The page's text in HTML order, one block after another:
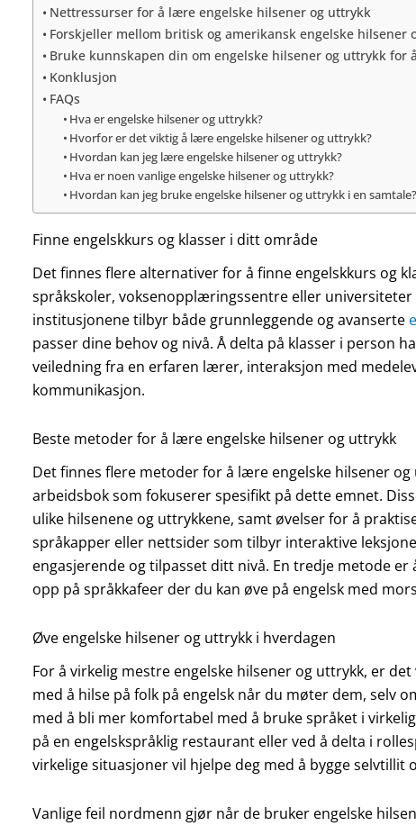
Nettressurser for å lære engelske hilsener og uttrykk
Forskjeller mellom britisk og amerikansk engelske hilsener
Bruke kunnskapen din om engelske hilsener og uttrykk for
Konklusjon
FAQs
Hva er engelske hilsener og uttrykk?
Hvorfor er det viktig å lære engelske hilsener og uttrykk?
Hvordan kan jeg lære engelske hilsener og uttrykk?
Hva er noen vanlige engelske hilsener og uttrykk?
Hvordan kan jeg bruke engelske hilsener og uttrykk i en samtale?
Finne engelskkurs og klasser i ditt område
Det finnes flere alternativer for å finne engelskkurs og
språkskoler, voksenopplæringssentre eller
institusjonene tilbyr både grunnleggende og avanserte
passer dine behov og nivå. Å delta på klasser i person
veiledning fra en erfaren lærer, interaksjon med
kommunikasjon.
Beste metoder for å lære engelske hilsener og uttrykk
Det finnes flere metoder for å lære engelske hilsener
arbeidsbok som fokuserer spesifikt på dette emnet.
ulike hilsenene og uttrykkene, samt øvelser for å
språkapper eller nettsider som tilbyr interaktive
engasjerende og tilpasset ditt nivå. En tredje metode
opp på språkkafeer der du kan øve på engelsk med
Øve engelske hilsener og uttrykk i hverdagen
For å virkelig mestre engelske hilsener og uttrykk, er
med å hilse på folk på engelsk når du møter dem, selv
med å bli mer komfortabel med å bruke språket i
på en engelskspråklig restaurant eller ved å delta i
virkelige situasjoner vil hjelpe deg med å bygge
Vanlige feil nordmenn gjør når de bruker engelske